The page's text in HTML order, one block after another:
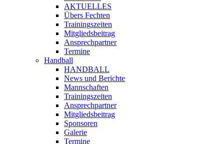
AKTUELLES
Übers Fechten
Trainingszeiten
Mitgliedsbeitrag
Ansprechpartner
Termine
Handball
HANDBALL
News und Berichte
Mannschaften
Trainingszeiten
Ansprechpartner
Mitgliedsbeitrag
Sponsoren
Galerie
Termine